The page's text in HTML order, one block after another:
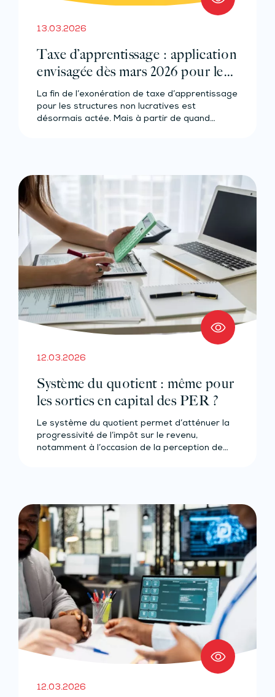
13.03.2026
Taxe d’apprentissage : application
envisagée dès mars 2026 pour les
associations
La fin de l’exonération de taxe d’apprentissage
pour les structures non lucratives est
désormais actée. Mais à partir de quand…
12.03.2026
Système du quotient : même pour
les sorties en capital des PER ?
Le système du quotient permet d’atténuer la
progressivité de l’impôt sur le revenu,
notamment à l’occasion de la perception de…
12.03.2026